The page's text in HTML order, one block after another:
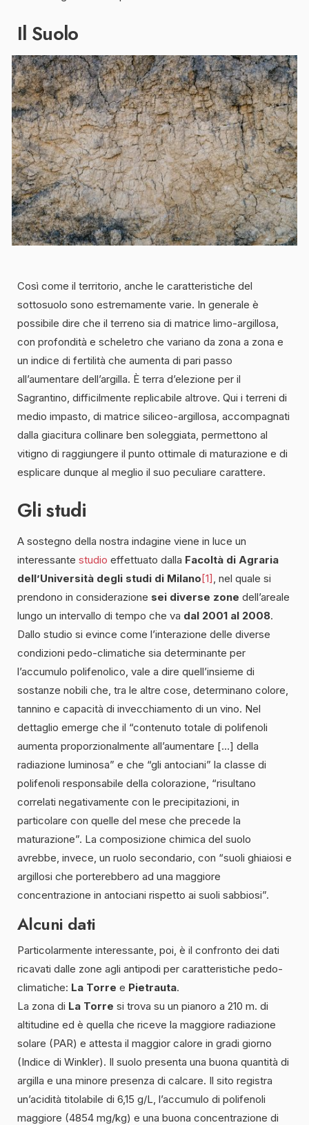
Il Suolo
Così come il territorio, anche le caratteristiche del
sottosuolo sono estremamente varie. In generale è
possibile dire che il terreno sia di matrice limo-argillosa,
con profondità e scheletro che variano da zona a zona e
un indice di fertilità che aumenta di pari passo
all’aumentare dell’argilla. È terra d’elezione per il
Sagrantino, difficilmente replicabile altrove. Qui i terreni di
medio impasto, di matrice siliceo-argillosa, accompagnati
dalla giacitura collinare ben soleggiata, permettono al
vitigno di raggiungere il punto ottimale di maturazione e di
esplicare dunque al meglio il suo peculiare carattere.
Gli studi
A sostegno della nostra indagine viene in luce un
interessante studio effettuato dalla Facoltà di Agraria
dell’Università degli studi di Milano[1] , nel quale si
prendono in considerazione sei diverse zone dell’areale
lungo un intervallo di tempo che va dal 2001 al 2008.
Dallo studio si evince come l’interazione delle diverse
condizioni pedo-climatiche sia determinante per
l’accumulo polifenolico, vale a dire quell’insieme di
sostanze nobili che, tra le altre cose, determinano colore,
tannino e capacità di invecchiamento di un vino. Nel
dettaglio emerge che il “contenuto totale di polifenoli
aumenta proporzionalmente all’aumentare […] della
radiazione luminosa” e che “gli antociani” la classe di
polifenoli responsabile della colorazione, “risultano
correlati negativamente con le precipitazioni, in
particolare con quelle del mese che precede la
maturazione”. La composizione chimica del suolo
avrebbe, invece, un ruolo secondario, con “suoli ghiaiosi e
argillosi che porterebbero ad una maggiore
concentrazione in antociani rispetto ai suoli sabbiosi”.
Alcuni dati
Particolarmente interessante, poi, è il confronto dei dati
ricavati dalle zone agli antipodi per caratteristiche pedo-
climatiche: La Torre e Pietrauta.
La zona di La Torre si trova su un pianoro a 210 m. di
altitudine ed è quella che riceve la maggiore radiazione
solare (PAR) e attesta il maggior calore in gradi giorno
(Indice di Winkler). Il suolo presenta una buona quantità di
argilla e una minore presenza di calcare. Il sito registra
un’acidità titolabile di 6,15 g/L, l’accumulo di polifenoli
maggiore (4854 mg/kg) e una buona concentrazione di